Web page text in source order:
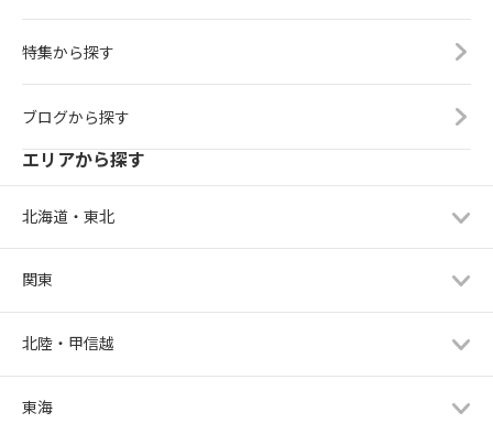
特集から探す
ブログから探す
エリアから探す
北海道・東北
関東
北陸・甲信越
東海